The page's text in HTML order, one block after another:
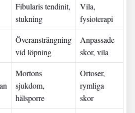
Fibularis tendinit,
stukning
Vila,
fysioterapi
Överansträngning
vid löpning
Anpassade
skor, vila
Mortons
sjukdom,
hälsporre
Ortoser,
rymliga
skor